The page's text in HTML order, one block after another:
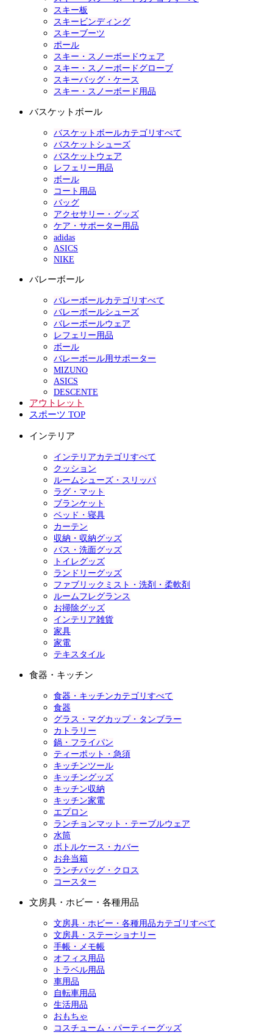
スキー板
スキービンディング
スキーブーツ
ポール
スキー・スノーボードウェア
スキー・スノーボードグローブ
スキーバッグ・ケース
スキー・スノーボード用品
バスケットボール
バスケットボールカテゴリすべて
バスケットシューズ
バスケットウェア
レフェリー用品
ボール
コート用品
バッグ
アクセサリー・グッズ
ケア・サポーター用品
adidas
ASICS
NIKE
バレーボール
バレーボールカテゴリすべて
バレーボールシューズ
バレーボールウェア
レフェリー用品
ボール
バレーボール用サポーター
MIZUNO
ASICS
DESCENTE
アウトレット
スポーツ TOP
インテリア
インテリアカテゴリすべて
クッション
ルームシューズ・スリッパ
ラグ・マット
ブランケット
ベッド・寝具
カーテン
収納・収納グッズ
バス・洗面グッズ
トイレグッズ
ランドリーグッズ
ファブリックミスト・洗剤・柔軟剤
ルームフレグランス
お掃除グッズ
インテリア雑貨
家具
家電
テキスタイル
食器・キッチン
食器・キッチンカテゴリすべて
食器
グラス・マグカップ・タンブラー
カトラリー
鍋・フライパン
ティーポット・急須
キッチンツール
キッチングッズ
キッチン収納
キッチン家電
エプロン
ランチョンマット・テーブルウェア
水筒
ボトルケース・カバー
お弁当箱
ランチバッグ・クロス
コースター
文房具・ホビー・各種用品
文房具・ホビー・各種用品カテゴリすべて
文房具・ステーショナリー
手帳・メモ帳
オフィス用品
トラベル用品
車用品
自転車用品
生活用品
おもちゃ
コスチューム・パーティーグッズ